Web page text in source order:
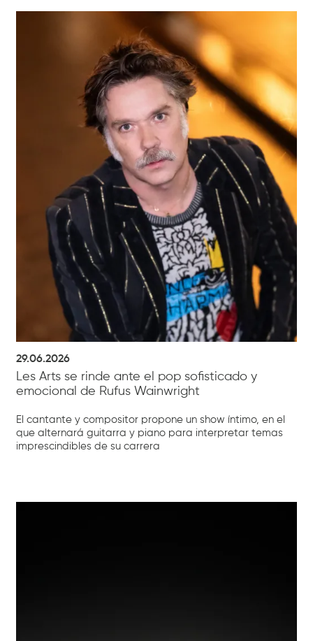
29.06.2026
Les Arts se rinde ante el pop sofisticado y
emocional de Rufus Wainwright
El cantante y compositor propone un show íntimo, en el
que alternará guitarra y piano para interpretar temas
imprescindibles de su carrera